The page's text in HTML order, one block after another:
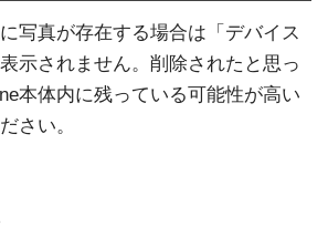
写真が存在する場合は「デバイス
示されません。削除されたと思っ
本体内に残っている可能性が高い
さい。